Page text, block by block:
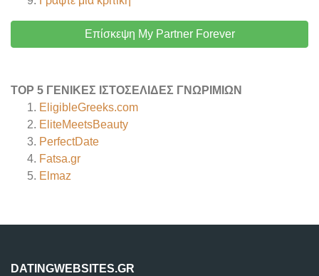
Επίσκεψη My Partner Forever
TOP 5 ΓΕΝΙΚΈΣ ΙΣΤΟΣΕΛΊΔΕΣ ΓΝΩΡΙΜΙΏΝ
EligibleGreeks.com
EliteMeetsBeauty
PerfectDate
Fatsa.gr
Elmaz
DATINGWEBSITES.GR